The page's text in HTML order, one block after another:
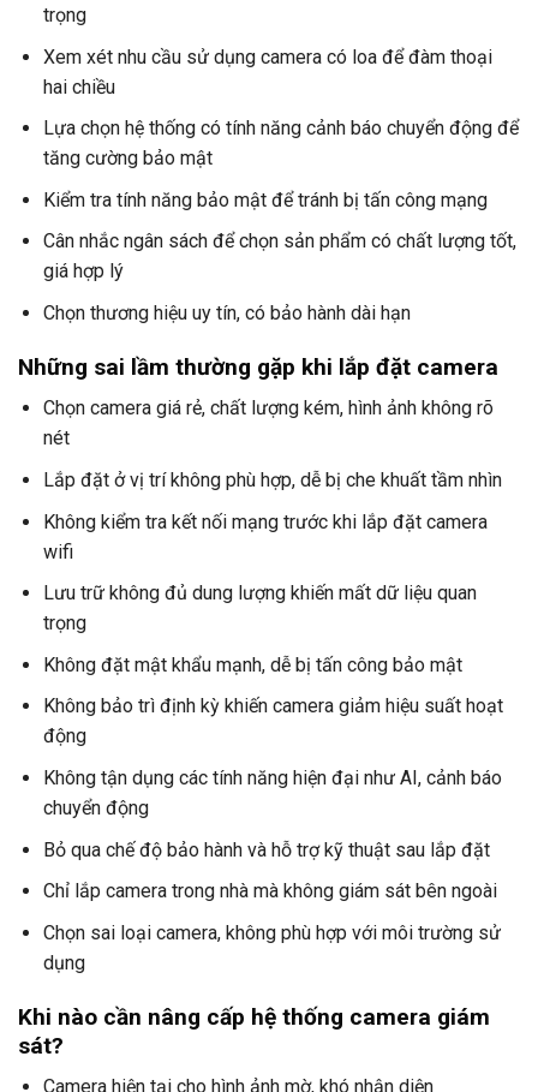
trọng
Xem xét nhu cầu sử dụng camera có loa để đàm thoại
hai chiều
Lựa chọn hệ thống có tính năng cảnh báo chuyển động để
tăng cường bảo mật
Kiểm tra tính năng bảo mật để tránh bị tấn công mạng
Cân nhắc ngân sách để chọn sản phẩm có chất lượng tốt,
giá hợp lý
Chọn thương hiệu uy tín, có bảo hành dài hạn
Những sai lầm thường gặp khi lắp đặt camera
Chọn camera giá rẻ, chất lượng kém, hình ảnh không rõ
nét
Lắp đặt ở vị trí không phù hợp, dễ bị che khuất tầm nhìn
Không kiểm tra kết nối mạng trước khi lắp đặt camera
wifi
Lưu trữ không đủ dung lượng khiến mất dữ liệu quan
trọng
Không đặt mật khẩu mạnh, dễ bị tấn công bảo mật
Không bảo trì định kỳ khiến camera giảm hiệu suất hoạt
động
Không tận dụng các tính năng hiện đại như AI, cảnh báo
chuyển động
Bỏ qua chế độ bảo hành và hỗ trợ kỹ thuật sau lắp đặt
Chỉ lắp camera trong nhà mà không giám sát bên ngoài
Chọn sai loại camera, không phù hợp với môi trường sử
dụng
Khi nào cần nâng cấp hệ thống camera giám
sát?
Camera hiện tại cho hình ảnh mờ, khó nhận diện